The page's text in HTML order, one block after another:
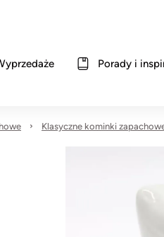
Porady i
Klasyczne kominki